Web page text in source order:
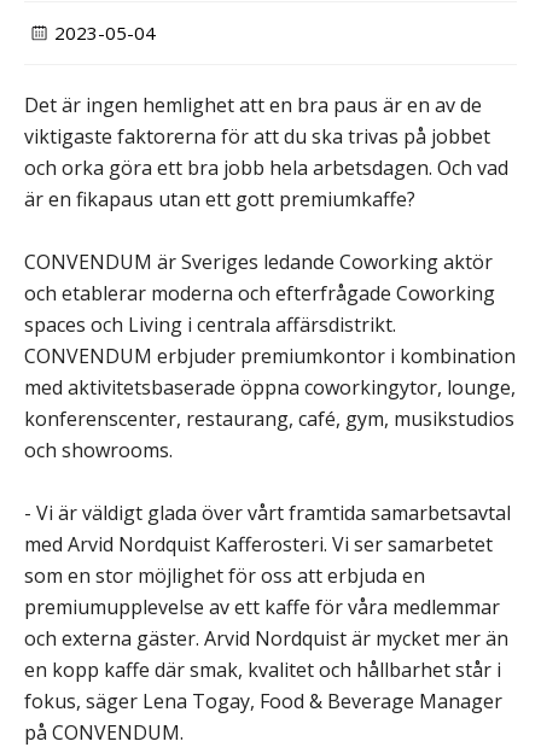
2023-05-04
Det är ingen hemlighet att en bra paus är en av de
viktigaste faktorerna för att du ska trivas på jobbet
och orka göra ett bra jobb hela arbetsdagen. Och vad
är en fi­kapaus utan ett gott premiumkaffe?
CONVENDUM är Sveriges ledande Coworking aktör
och etablerar moderna och efterfrågade Coworking
spaces och Living i centrala affärsdistrikt.
CONVENDUM erbjuder premiumkontor i kombination
med aktivitetsbaserade öppna coworkingytor, lounge,
konferenscenter, restaurang, café, gym, musikstudios
och showrooms.
- Vi är väldigt glada över vårt framtida samarbetsavtal
med Arvid Nordquist Kafferosteri. Vi ser samarbetet
som en stor möjlighet för oss att erbjuda en
premiumupplevelse av ett kaffe för våra medlemmar
och externa gäster. Arvid Nordquist är mycket mer än
en kopp kaffe där smak, kvalitet och hållbarhet står i
fokus, säger Lena Togay, Food & Beverage Manager
på CONVENDUM.